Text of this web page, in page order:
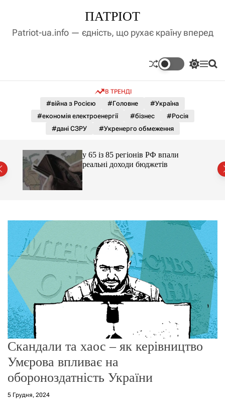
д
у
ПАТРІОТ
Patriot-ua.info — єдність, що рухає країну вперед
П
м
к
о
г
и
м
у
М П
В ТРЕНДІ
#війна з Росією #Головне
#Україна
#економія електроенергії
#бізнес
#Росія
#дані СЗРУ
#Укренерго обмеження
у 65 із 85 регіонів РФ впали
реальні доходи бюджетів
Скандали та хаос – як керівництво
Умєрова впливає на
обороноздатність України
5 Грудня, 2024